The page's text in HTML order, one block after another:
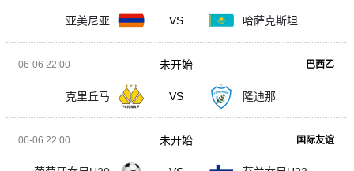
亚美尼亚 VS 哈萨克斯坦
06-06 22:00 巴西乙
克里丘马 VS 隆迪那
未开始
06-06 22:00 国际友谊
未开始